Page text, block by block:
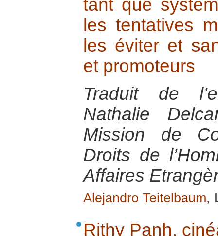
tant que
les tentatives
les éviter et
et promoteurs
Traduit de
Nathalie
Mission de
Droits de
Affaires
Alejandro Teitelbaum,
Rithy Panh,